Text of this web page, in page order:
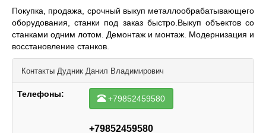
Покупка, продажа, срочный выкуп металлообрабатывающего
оборудования, станки под заказ быстро.Выкуп объектов со
станками одним лотом. Демонтаж и монтаж. Модернизация и
восстановление станков.
Контакты Дудник Данил Владимирович
Телефоны: +79852459580
+79852459580